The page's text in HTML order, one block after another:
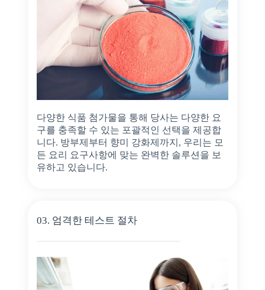
다양한 식품 첨가물을 통해 당사는 다양한 요
구를 충족할 수 있는 포괄적인 선택을 제공합
니다. 방부제부터 향미 강화제까지, 우리는 모
든 요리 요구사항에 맞는 완벽한 솔루션을 보
유하고 있습니다.
03. 엄격한 테스트 절차